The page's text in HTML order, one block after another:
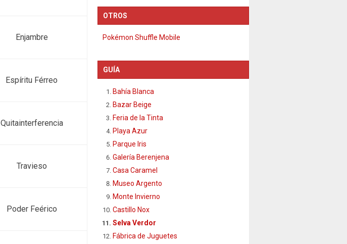
Enjambre
Espíritu Férreo
Quitainterferencia
Travieso
Poder Feérico
OTROS
Pokémon Shuffle Mobile
GUÍA
Bahía Blanca
Bazar Beige
Feria de la Tinta
Playa Azur
Parque Iris
Galería Berenjena
Casa Caramel
Museo Argento
Monte Invierno
Castillo Nox
Selva Verdor
Fábrica de Juguetes